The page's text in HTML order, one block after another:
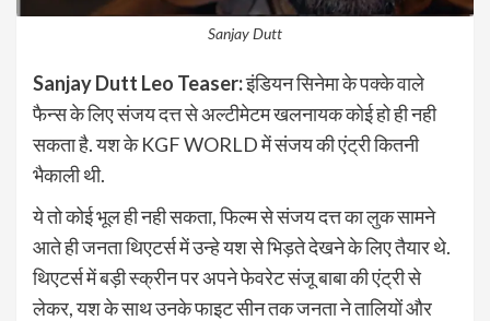
Sanjay Dutt
Sanjay Dutt Leo Teaser:इंडियन सिनेमा के पक्के वाले
फैन्स के लिए संजय दत्त से अल्टीमेटम खलनायक कोई हो ही नही
सकता है. यश के KGF WORLD में संजय की एंट्री कितनी
भैकाली थी.
ये तो कोई भूल ही नही सकता, फिल्म से संजय दत्त का लुक सामने
आते ही जनता थिएटर्स में उन्हे यश से भिड़ते देखने के लिए तैयार थे.
थिएटर्स में बड़ी स्क्रीन पर अपने फेवरेट संजू बाबा की एंट्री से
लेकर, यश के साथ उनके फाइट सीन तक जनता ने तालियों और